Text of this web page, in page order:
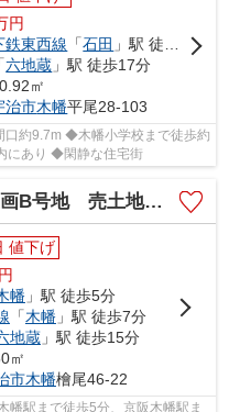
円
鉄東西線 「石田 」駅 徒歩13分
「六地蔵 」駅 徒歩17分
㎡
治市木幡平尾28-103
約9.7m ◆木幡小学校まで徒歩約
にあり ◆閑静な住宅街
売土地 建築条件付き
値下げ
幡」駅 徒歩5分
「木幡」駅 徒歩7分
地蔵」駅 徒歩15分
㎡
市木幡檜尾46-22
駅まで徒歩5分、京阪木幡駅ま